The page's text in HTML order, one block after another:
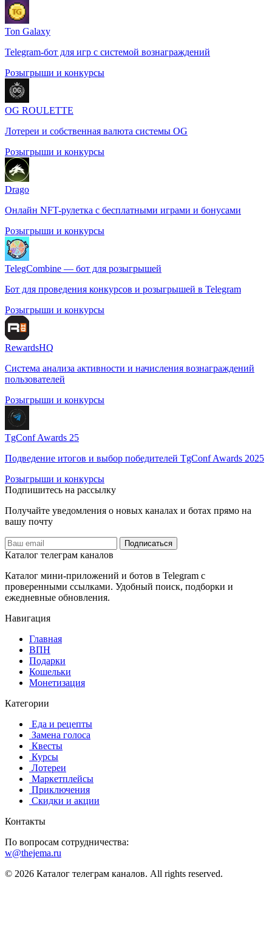
Ton Galaxy
Telegram-бот для игр с системой вознаграждений
Розыгрыши и конкурсы
OG ROULETTE
Лотереи и собственная валюта системы OG
Розыгрыши и конкурсы
Drago
Онлайн NFT-рулетка с бесплатными играми и бонусами
Розыгрыши и конкурсы
TelegCombine — бот для розыгрышей
Бот для проведения конкурсов и розыгрышей в Telegram
Розыгрыши и конкурсы
RewardsHQ
Система анализа активности и начисления вознаграждений
пользователей
Розыгрыши и конкурсы
TgConf Awards 25
Подведение итогов и выбор победителей TgConf Awards 2025
Розыгрыши и конкурсы
Подпишитесь на рассылку
Получайте уведомления о новых каналах и ботаx прямо на
вашу почту
Подписаться
Каталог телеграм каналов
Каталог мини-приложений и ботов в Telegram с
проверенными ссылками. Удобный поиск, подборки и
ежедневные обновления.
Навигация
Главная
️ВПН
Подарки
Кошельки
Монетизация
Категории
️ ️Еда и рецепты
️ Замена голоса
️ Квесты
‍ Курсы
️ Лотереи
️ Маркетплейсы
️ Приключения
️ Скидки и акции
Контакты
По вопросам сотрудничества:
w@thejema.ru
© 2026 Каталог телеграм каналов. All rights reserved.